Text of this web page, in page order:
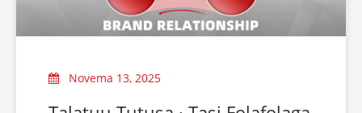
Novema 13, 2025